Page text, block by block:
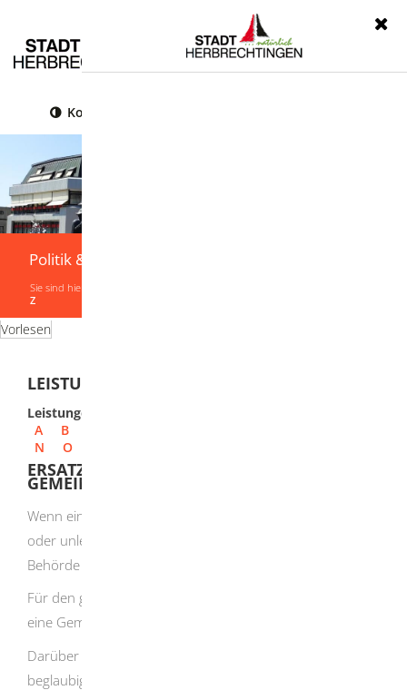
Kontrast
Politik & Verwaltung
Sie sind hier:
Z
Vorlesen
LEISTUNGEN VON A-Z
Leistungen
A
B
N
O
ERSATZAUSSTELLUNG DER
GEMEINSCHAFTSLIZENZ BEANTRAGEN
Wenn eine Gemeinschaftslizenz nicht mehr vorhanden
oder unleserlich ist, müssen Sie bei der zuständigen
Behörde einen Ersatz beantragen.
Für den gewerblichen Güterkraftverkehr benötigen Sie
eine Gemeinschaftslizenz.
Darüber hinaus benötigen Sie für jedes Fahrzeug eine
beglaubigte Kopie der Gemeinschaftslizenz.